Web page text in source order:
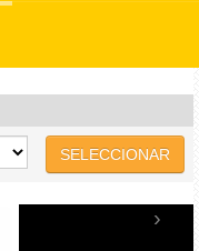
SELECCIONAR
›